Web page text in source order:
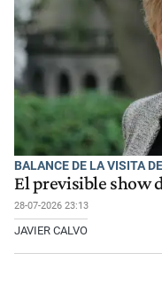
BALANCE DE LA VISITA
El previsible show
28-07-2026 23:13
JAVIER CALVO